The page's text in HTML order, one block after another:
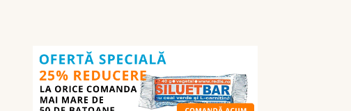
culturism:
ce
să
mănânci